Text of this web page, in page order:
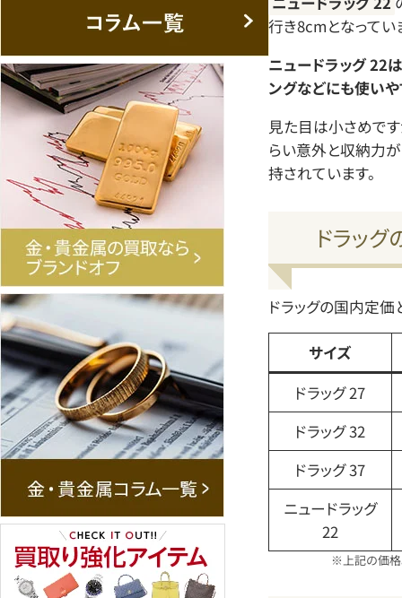
行き8cmとなってい
ニュードラッグ 22
ングなどにも使い
見た目は小さめで
らい意外と収納力
持されています。
ドラッ
ドラッグの国内定価
サイズ
ドラッグ 27
ドラッグ 32
ドラッグ 37
ニュードラッグ
22
※上記の価格